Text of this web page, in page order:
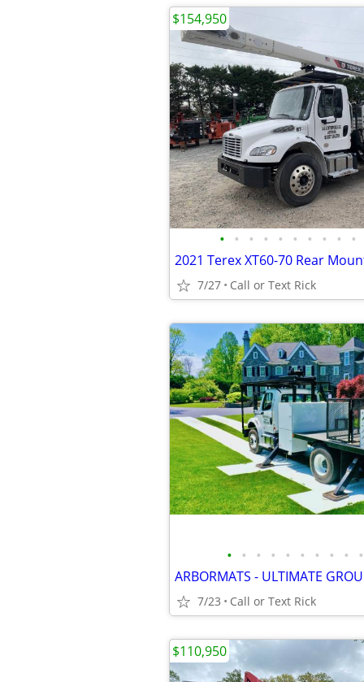
• • • • • • • • • •
2021 Terex XT60-70 Rear
7/27 Call or Text Rick
$154,950
• • • • • • • • • •
7/23 Call or Text Rick
$110,950